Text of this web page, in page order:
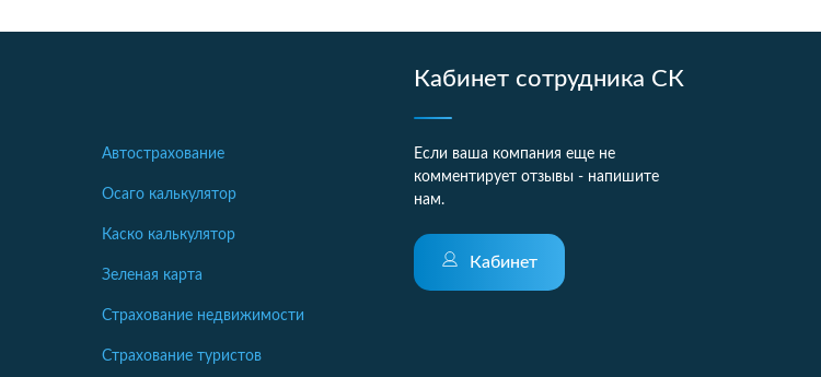
Автострахование
Осаго калькулятор
Каско калькулятор
Зеленая карта
Страхование недвижимости
Страхование туристов
Кабинет сотрудника СК
Если ваша компания еще не
комментирует отзывы - напишите
нам.
Кабинет